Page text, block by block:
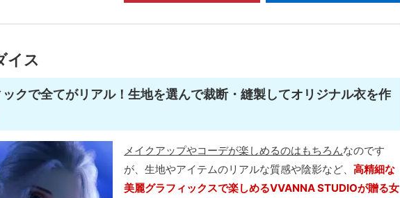
イス
クで全てがリアル！生地を選んで裁断・縫製してオリジナル衣を作
メイクアップやコーデが楽しめるのはもちろんなのです
が、生地やアイテムのリアルな質感や陰影など、高精細な
美麗グラフィックスで楽しめるVVANNA STUDIOが贈る女